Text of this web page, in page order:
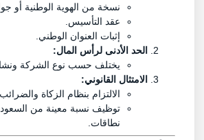
نسخة من الهوية الوطنية أو
عقد التأسيس.
إثبات العنوان الوطني.
الحد الأدنى لرأس المال:
يختلف حسب نوع الشركة
الامتثال القانوني:
الالتزام بنظام الزكاة والضرائب.
توظيف نسبة معينة من
نطاقات.